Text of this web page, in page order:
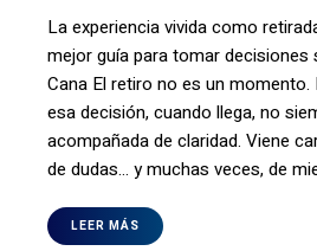
La experiencia vivida como
mejor guía para tomar decisiones
Cana El retiro no es un momento.
esa decisión, cuando llega, no
acompañada de claridad. Viene
de dudas… y muchas veces, de
LEER MÁS